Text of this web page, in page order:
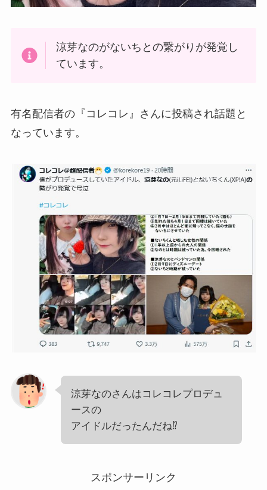
涼芽なのがないちとの繋がりが発覚し
ています。
有名配信者の『コレコレ』さんに投稿され話題と
なっています。
涼芽なのさんはコレコレプロデュ
ースの
アイドルだったんだね⁉
スポンサーリンク